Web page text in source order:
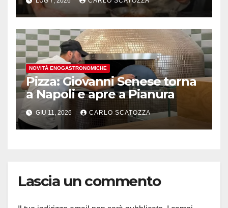
Ducenta
NOVITÀ ENOGASTRONOMICHE
Pizza: Giovanni Senese torna
a Napoli e apre a Pianura
GIU 11, 2026 CARLO SCATOZZA
Lascia un commento